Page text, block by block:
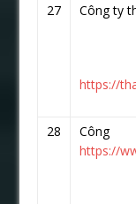
27 Công ty
https://
28
https://